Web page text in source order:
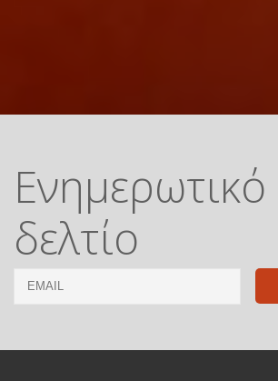
Ενημερωτικό
δελτίο
Email